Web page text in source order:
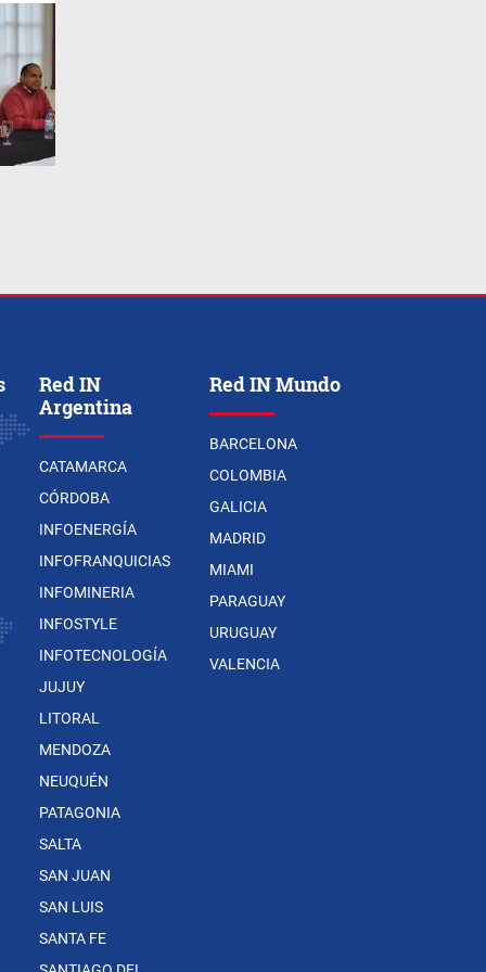
Red IN
Argentina
CATAMARCA
CÓRDOBA
INFOENERGÍA
INFOFRANQUICIAS
INFOMINERIA
INFOSTYLE
INFOTECNOLOGÍA
JUJUY
LITORAL
MENDOZA
NEUQUÉN
PATAGONIA
SALTA
SAN JUAN
SAN LUIS
SANTA FE
Red IN Mundo
BARCELONA
COLOMBIA
GALICIA
MADRID
MIAMI
PARAGUAY
URUGUAY
VALENCIA